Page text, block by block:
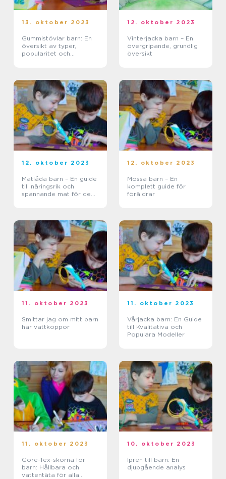
13. oktober 2023
Gummistövlar barn: En
översikt av typer,
popularitet och
12. oktober 2023
Vinterjacka barn – En
övergripande, grundlig
översikt
12. oktober 2023
Matlåda barn – En guide
till näringsrik och
spännande mat för de
12. oktober 2023
Mössa barn – En
komplett guide för
föräldrar
11. oktober 2023
Smittar jag om mitt barn
har vattkoppor
11. oktober 2023
Vårjacka barn: En Guide
till Kvalitativa och
Populära Modeller
11. oktober 2023
Gore-Tex-skorna för
barn: Hållbara och
vattentäta för alla
10. oktober 2023
Ipren till barn: En
djupgående analys